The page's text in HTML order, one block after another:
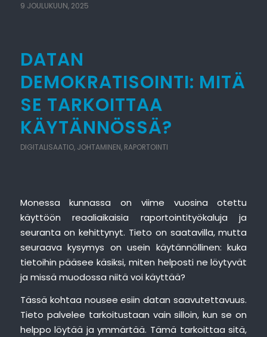
9 JOULUKUUN, 2025
DATAN
DEMOKRATISOINTI: MITÄ
SE TARKOITTAA
KÄYTÄNNÖSSÄ?
DIGITALISAATIO, JOHTAMINEN, RAPORTOINTI
Monessa kunnassa on viime vuosina otettu
käyttöön reaaliaikaisia raportointityökaluja ja
seuranta on kehittynyt. Tieto on saatavilla, mutta
seuraava kysymys on usein käytännöllinen: kuka
tietoihin pääsee käsiksi, miten helposti ne löytyvät
ja missä muodossa niitä voi käyttää?
Tässä kohtaa nousee esiin datan saavutettavuus.
Tieto palvelee tarkoitustaan vain silloin, kun se on
helppo löytää ja ymmärtää. Tämä tarkoittaa sitä,